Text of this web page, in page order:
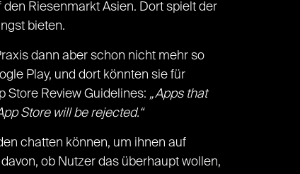
Riesenmarkt Asien. Dort spielt der
bieten.
dann aber schon nicht mehr so
Play, und dort könnten sie für
Store Review Guidelines: „Apps that
Store will be rejected.“
chatten können, um ihnen auf
ob Nutzer das überhaupt wollen,